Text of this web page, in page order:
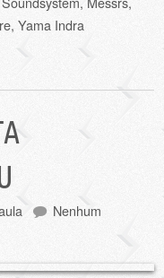
,Yama Indra
Nenhum